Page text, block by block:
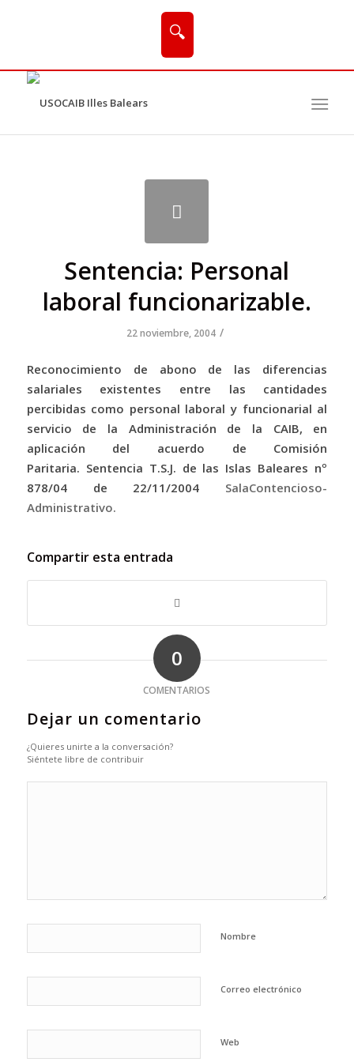
🔍
Sentencia: Personal
laboral funcionarizable.
22 noviembre, 2004 /
Reconocimiento de abono de las diferencias
salariales existentes entre las cantidades
percibidas como personal laboral y funcionarial al
servicio de la Administración de la CAIB, en
aplicación del acuerdo de Comisión
Paritaria. Sentencia T.S.J. de las Islas Baleares nº
878/04 de 22/11/2004 SalaContencioso-
Administrativo.
Compartir esta entrada
0
COMENTARIOS
Dejar un comentario
¿Quieres unirte a la conversación?
Siéntete libre de contribuir
Nombre
Correo electrónico
Web